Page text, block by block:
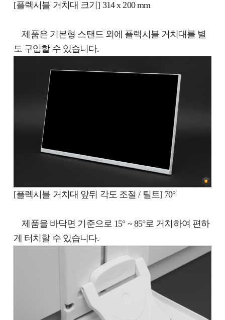
[플렉시블 거치대 크기] 314 x 200 mm
제품은 기본형 스탠드 외에 플렉시블 거치대를 별
도 구입할 수 있습니다.
[플렉시블 거치대 앞뒤 각도 조절 / 틸트] 70°
제품을 바닥면 기준으로 15° ~ 85°로 거치하여 편하
게 터치할 수 있습니다.